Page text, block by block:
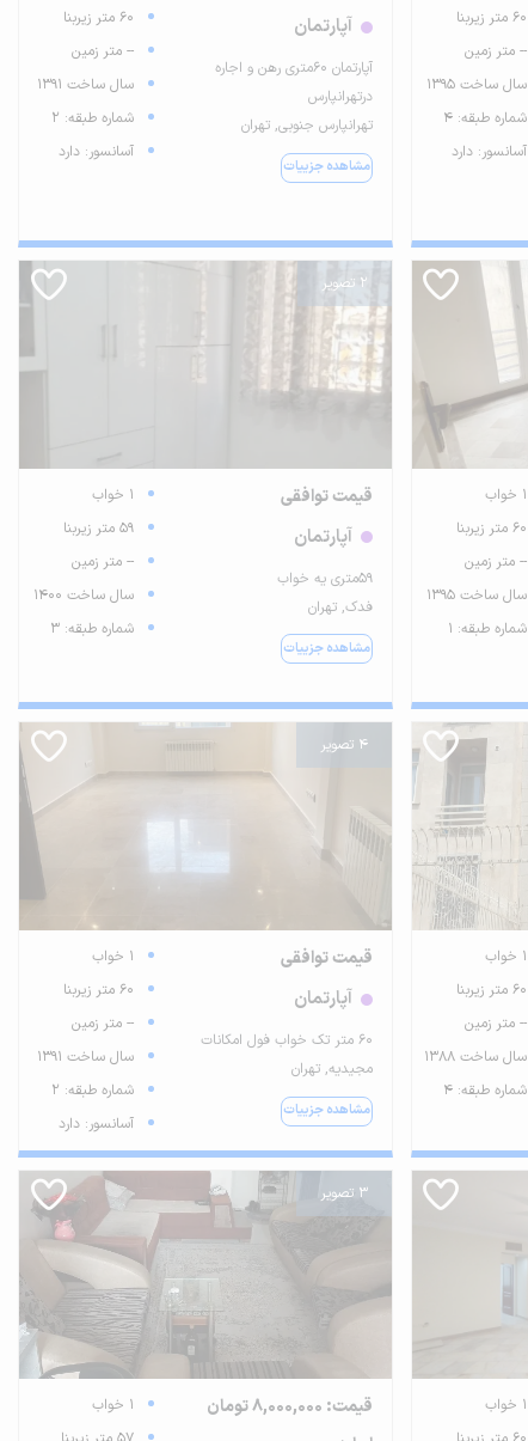
60 متر زیربنا
-- متر زمین
سال ساخت 1395
شماره طبقه: 4
آسانسور: دارد
آپارتمان
آپارتمان 60متری رهن و اجاره
درتهرانپارس
تهرانپارس جنوبی, تهران
مشاهده جزییات
60 متر زیربنا
-- متر زمین
سال ساخت 1391
شماره طبقه: 2
آسانسور: دارد
1 خواب
60 متر زیربنا
-- متر زمین
سال ساخت 1395
شماره طبقه: 1
2 تصویر
قیمت توافقی
آپارتمان
۵۹متری یه خواب
فدک, تهران
مشاهده جزییات
1 خواب
59 متر زیربنا
-- متر زمین
سال ساخت 1400
شماره طبقه: 3
1 خواب
60 متر زیربنا
-- متر زمین
سال ساخت 1388
شماره طبقه: 4
4 تصویر
قیمت توافقی
آپارتمان
۶۰ متر تک خواب فول امکانات
مجیدیه, تهران
مشاهده جزییات
1 خواب
60 متر زیربنا
-- متر زمین
سال ساخت 1391
شماره طبقه: 2
آسانسور: دارد
1 خواب
3 تصویر
قیمت: 8,000,000 تومان
1 خواب